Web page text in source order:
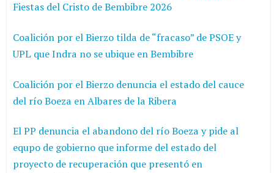
Fiestas del Cristo de Bembibre 2026
Coalición por el Bierzo tilda de “fracaso” de PSOE y
UPL que Indra no se ubique en Bembibre
Coalición por el Bierzo denuncia el estado del cauce
del río Boeza en Albares de la Ribera
El PP denuncia el abandono del río Boeza y pide al
equpo de gobierno que informe del estado del
proyecto de recuperación que presentó en